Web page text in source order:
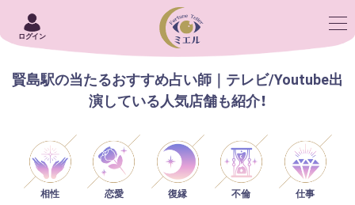
ログイン
賢島駅の当たるおすすめ占い師｜テレビ/Youtube出
演している人気店舗も紹介！
相性 恋愛 復縁 不倫 仕事